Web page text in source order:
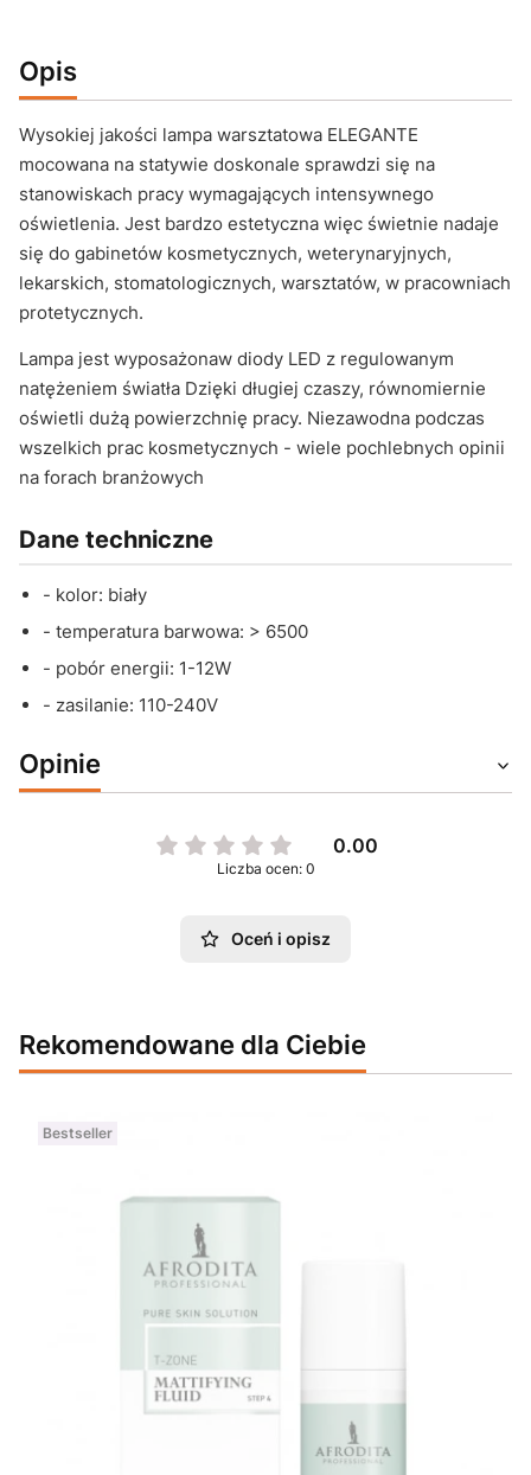
Opis
Wysokiej jakości lampa warsztatowa ELEGANTE
mocowana na statywie doskonale sprawdzi się na
stanowiskach pracy wymagających intensywnego
oświetlenia. Jest bardzo estetyczna więc świetnie nadaje
się do gabinetów kosmetycznych, weterynaryjnych,
lekarskich, stomatologicznych, warsztatów, w pracowniach
protetycznych.
Lampa jest wyposażonaw diody LED z regulowanym
natężeniem światła Dzięki długiej czaszy, równomiernie
oświetli dużą powierzchnię pracy. Niezawodna podczas
wszelkich prac kosmetycznych - wiele pochlebnych opinii
na forach branżowych
Dane techniczne
- kolor: biały
- temperatura barwowa: > 6500
- pobór energii: 1-12W
- zasilanie: 110-240V
Opinie
0.00
Liczba ocen: 0
Oceń i opisz
Rekomendowane dla Ciebie
Bestseller